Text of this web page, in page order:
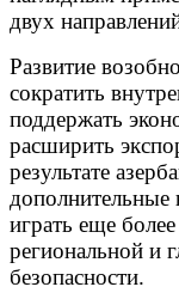
двух
Развитие
сократить
поддержать
расширить
результате
дополнительные
играть еще
региональной и
безопасности.